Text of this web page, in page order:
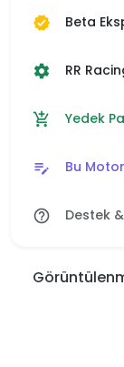
verified Beta
settings RR
add_shopping_cart Yedek
edit_note Bu
help_outline Destek